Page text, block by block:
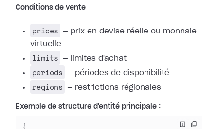
Conditions de vente
prices
— prix en devise réelle ou monnaie
virtuelle
limits — limites d'achat
periods — périodes de disponibilité
regions — restrictions régionales
Exemple de structure d'entité principale :
{